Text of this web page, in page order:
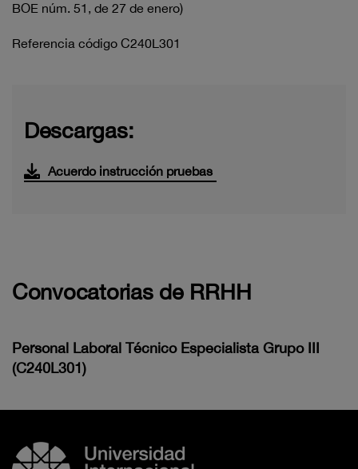
BOE núm. 51, de 27 de enero)
Referencia código C240L301
Descargas:
Acuerdo instrucción pruebas
Convocatorias de RRHH
Personal Laboral Técnico Especialista Grupo III
(C240L301)